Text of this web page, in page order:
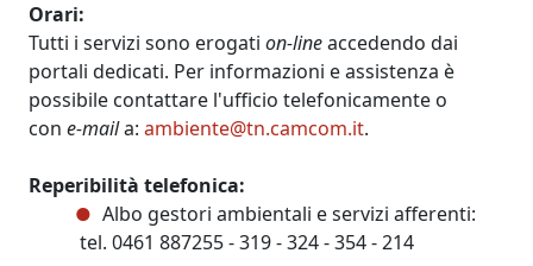
Orari
Tutti i servizi sono erogati on-lineaccedendo dai
portali dedicati. Per informazioni e assistenza è
possibile contattare l'ufficio telefonicamente o
con e-maila: ambiente@tn.camcom.it.
Reperibilità telefonica:
Albo gestori ambientali e servizi afferenti:
tel. 0461 887255 - 319 - 324 - 354 - 214